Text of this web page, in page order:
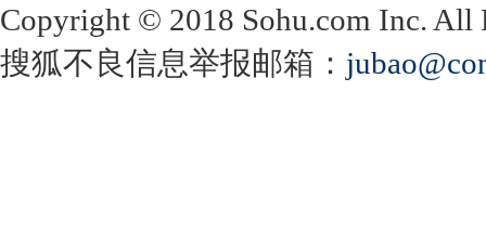
Copyright © 2018 Sohu.com Inc.
搜狐不良信息举报邮箱：